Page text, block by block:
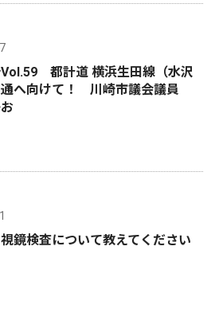
都計道 横浜生田線（水沢
通へ向けて！ 川崎市議会議員
鏡検査について教えてください